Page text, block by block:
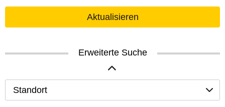
Aktualisieren
Erweiterte Suche
Standort